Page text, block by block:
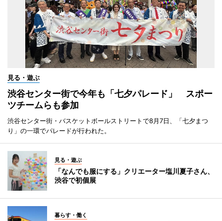
見る・遊ぶ
渋谷センター街で今年も「七夕パレード」 スポー
ツチームらも参加
渋谷センター街・バスケットボールストリートで8月7日、「七夕まつ
り」の一環でパレードが行われた。
見る・遊ぶ
「なんでも服にする」クリエーター塩川夏子さん、
渋谷で初個展
暮らす・働く